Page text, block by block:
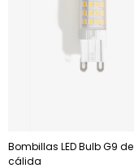
Bombillas LED Bulb G9
cálida